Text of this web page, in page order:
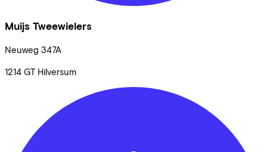
Muijs Tweewielers
Neuweg 347A
1214 GT Hilversum